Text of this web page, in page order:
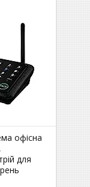
офісна
для